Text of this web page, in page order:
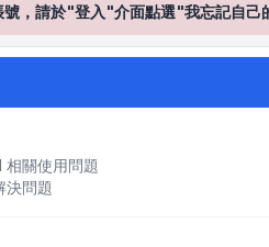
，請於"登入"介面點選"我忘記自己
相關使用問題
決問題